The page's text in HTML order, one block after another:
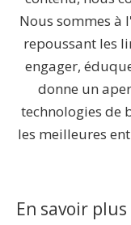
Nous sommes à
repoussant les
engager,
donne un
technologies de
les meilleures
En savoir